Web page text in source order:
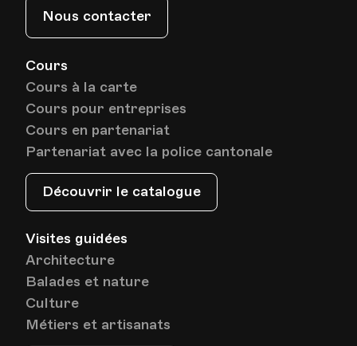
Cours
Cours à la carte
Cours pour entreprises
Cours en partenariat
Partenariat avec la police cantonale
Découvrir le catalogue
Visites guidées
Architecture
Balades et nature
Culture
Métiers et artisanats
Nous contacter